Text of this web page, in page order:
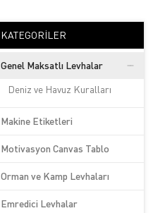
KATEGORILER
Genel Maksatlı Levhalar
Deniz ve Havuz Kuralları
Makine Etiketleri
Motivasyon Canvas Tablo
Orman ve Kamp Levhaları
Emredici Levhalar